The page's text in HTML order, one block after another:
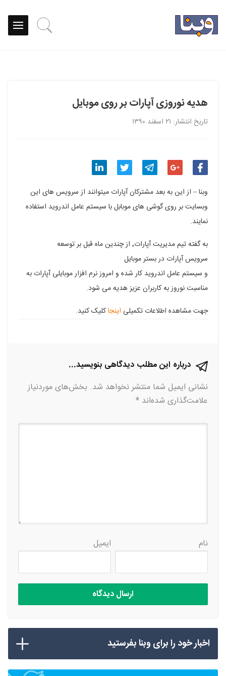
هدیه نوروزی آپارات بر روی موبایل
تاریخ انتشار: ۲۱ اسفند ۱۳۹۰
گذاری
در
فیسبوک
گذاری
گوگل
پلاس
گذاری
تلگرام
گذاری
توییتر
گذاری
لینکدین
وبنا – از این به بعد مشترکان آپارات میتوانند از سرویس های این
وبسایت بر روی گوشی های موبابل با سیستم عامل اندروید استفاده
نمایند.
به گفته تیم مدیریت آپارات٬ از چندین ماه قبل بر توسعه
سرویس آپارات در بستر موبایل
و سیستم عامل اندروید کار شده و امروز نرم افزار موبایلی آپارات به
مناسبت نوروز به کاربران عزیز هدیه می شود.
جهت مشاهده اطلاعات تکمیلی اینجاکلیک کنید.
درباره این مطلب دیدگاهی بنویسید...
نشانی ایمیل شما منتشر نخواهد شد. بخش‌های موردنیاز
علامت‌گذاری شده‌اند *
نام ایمیل
اخبار خود را برای وبنا بفرستید